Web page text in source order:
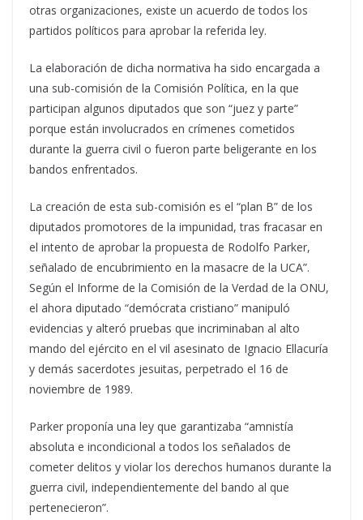
otras organizaciones, existe un acuerdo de todos los
partidos políticos para aprobar la referida ley.
La elaboración de dicha normativa ha sido encargada a
una sub-comisión de la Comisión Política, en la que
participan algunos diputados que son “juez y parte”
porque están involucrados en crímenes cometidos
durante la guerra civil o fueron parte beligerante en los
bandos enfrentados.
La creación de esta sub-comisión es el “plan B” de los
diputados promotores de la impunidad, tras fracasar en
el intento de aprobar la propuesta de Rodolfo Parker,
señalado de encubrimiento en la masacre de la UCA”.
Según el Informe de la Comisión de la Verdad de la ONU,
el ahora diputado “demócrata cristiano” manipuló
evidencias y alteró pruebas que incriminaban al alto
mando del ejército en el vil asesinato de Ignacio Ellacuría
y demás sacerdotes jesuitas, perpetrado el 16 de
noviembre de 1989.
Parker proponía una ley que garantizaba “amnistía
absoluta e incondicional a todos los señalados de
cometer delitos y violar los derechos humanos durante la
guerra civil, independientemente del bando al que
pertenecieron”.